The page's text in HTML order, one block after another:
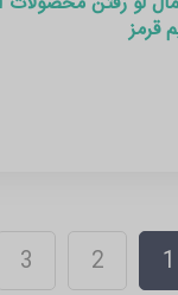
قرمز
1
2
3